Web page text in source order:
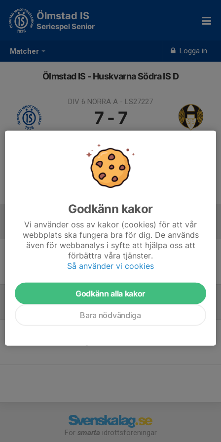
Matcher Logga in
Ölmstad IS
Seriespel Senior
Ölmstad IS - Huskvarna Södra IS D
DIV 6 NORRA A - LS27227
7 - 7
21 sep 2025, 13:00, Ölmstad
gården
Samling 12:00
Endast kallade kunde anmäla sig till aktiviteten. 4 personer var kallade.
Logga in här
Laguppställning
Ingen uppställning ifylld
För smarta idrottsföreningar
Godkänn kakor
Vi använder oss av kakor (cookies) för att vår
webbplats ska fungera bra för dig. De används
även för webbanalys i syfte att hjälpa oss att
förbättra våra tjänster.
Så använder vi cookies
Godkänn alla kakor
Bara nödvändiga